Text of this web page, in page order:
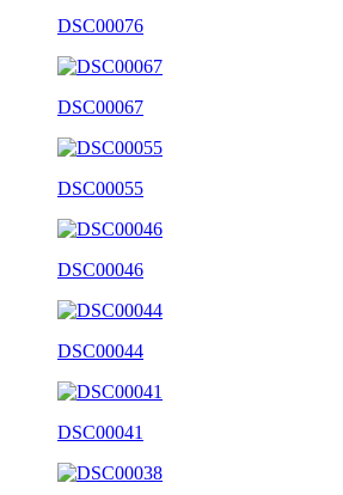
DSC00076
DSC00067
DSC00055
DSC00046
DSC00044
DSC00041